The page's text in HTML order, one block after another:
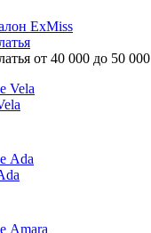
ExMiss
от 40 000 до 50 000